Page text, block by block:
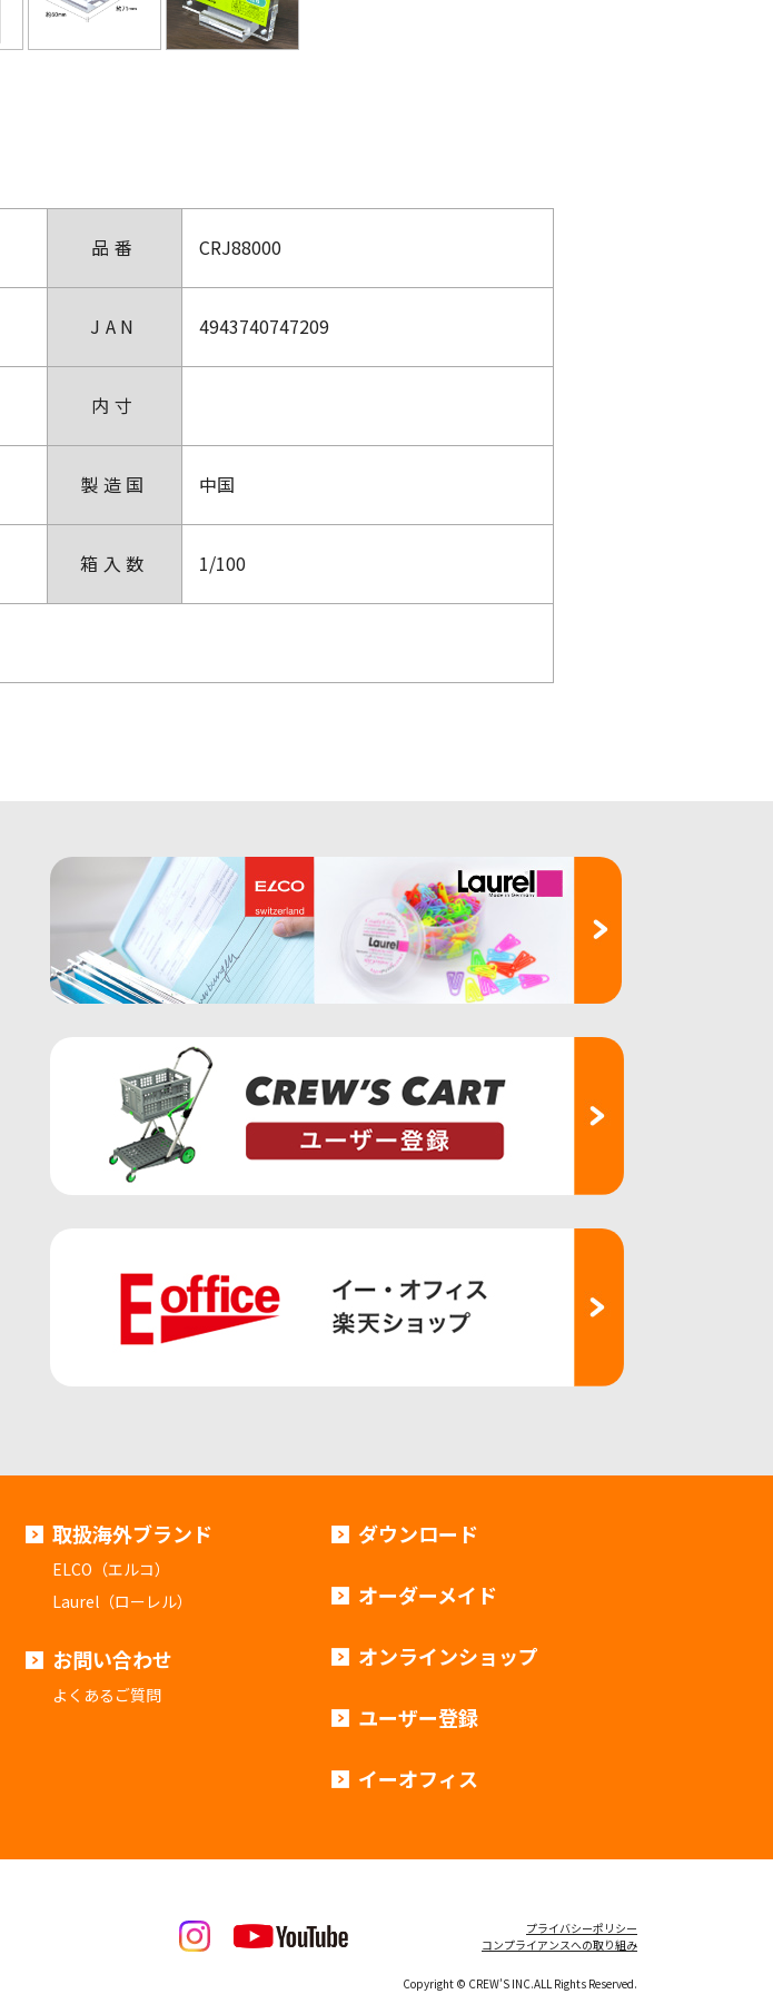
品番 CRJ88000
JAN 4943740747209
内寸
製造国 中国
箱入数 1/100
取扱海外ブランド
ELCO（エルコ）
Laurel（ローレル）
お問い合わせ
よくあるご質問
ダウンロード
オーダーメイド
オンラインショップ
ユーザー登録
イーオフィス
プライバシーポリシー
コンプライアンスへの取り組み
Copyright © CREW’S INC.ALL Rights Reserved.